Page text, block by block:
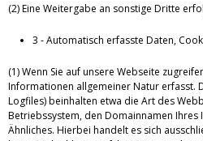
(2) Eine Weitergabe an sonstige Dritte
3 - Automatisch erfasste Daten,
(1) Wenn Sie auf unsere Webseite
Informationen allgemeiner Natur erfasst.
Logfiles) beinhalten etwa die Art des
Betriebssystem, den Domainnamen Ihres
Ähnliches. Hierbei handelt es sich